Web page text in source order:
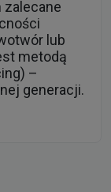
zalecane
lub
metodą
–
generacji.